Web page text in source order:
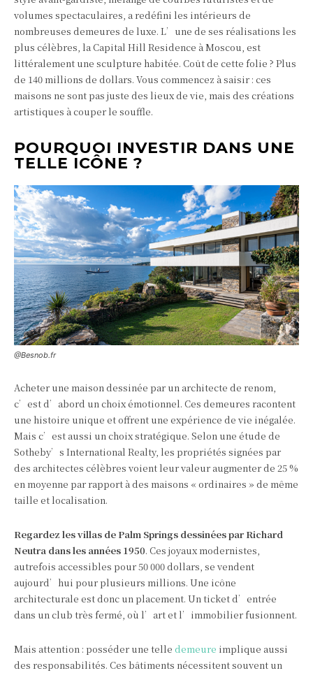
volumes spectaculaires, a redéfini les intérieurs de
nombreuses demeures de luxe. L’une de ses réalisations les
plus célèbres, la Capital Hill Residence à Moscou, est
littéralement une sculpture habitée. Coût de cette folie ? Plus
de 140 millions de dollars. Vous commencez à saisir : ces
maisons ne sont pas juste des lieux de vie, mais des créations
artistiques à couper le souffle.
POURQUOI INVESTIR DANS UNE
TELLE ICÔNE ?
@Besnob.fr
Acheter une maison dessinée par un architecte de renom,
c’est d’abord un choix émotionnel. Ces demeures racontent
une histoire unique et offrent une expérience de vie inégalée.
Mais c’est aussi un choix stratégique. Selon une étude de
Sotheby’s International Realty, les propriétés signées par
des architectes célèbres voient leur valeur augmenter de 25 %
en moyenne par rapport à des maisons « ordinaires » de même
taille et localisation.
Regardez les villas de Palm Springs dessinées par Richard
Neutra dans les années 1950. Ces joyaux modernistes,
autrefois accessibles pour 50 000 dollars, se vendent
aujourd’hui pour plusieurs millions. Une icône
architecturale est donc un placement. Un ticket d’entrée
dans un club très fermé, où l’art et l’immobilier fusionnent.
Mais attention : posséder une telle demeure implique aussi
des responsabilités. Ces bâtiments nécessitent souvent un